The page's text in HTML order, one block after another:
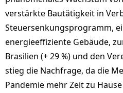
verstärkte Bautätigkeit in
Steuersenkungsprogramm,
energieeffiziente Gebäude,
Brasilien (+ 29 %) und den
stieg die Nachfrage, da die
Pandemie mehr Zeit zu